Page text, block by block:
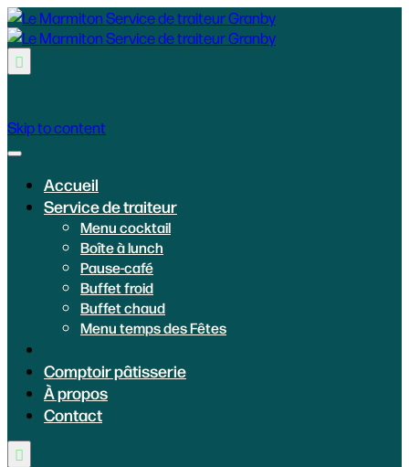

Skip to content
Accueil
Service de traiteur
Menu cocktail
Boîte à lunch
Pause-café
Buffet froid
Buffet chaud
Menu temps des Fêtes
Comptoir pâtisserie
À propos
Contact
